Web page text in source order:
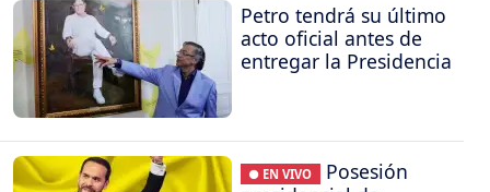
Petro tendrá su último
acto oficial antes de
entregar la Presidencia
● EN VIVO
Posesión